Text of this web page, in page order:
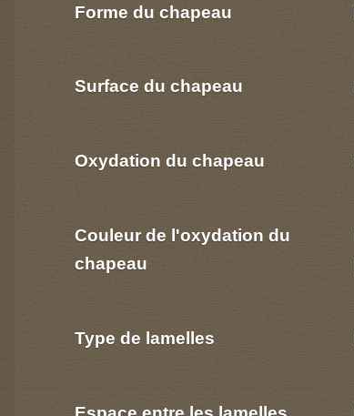
Forme du chapeau
Surface du chapeau
Oxydation du chapeau
Couleur de l'oxydation du
chapeau
Type de lamelles